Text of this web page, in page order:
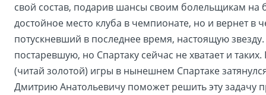
свой состав, подарив шансы своим болельщикам на
достойное место клуба в чемпионате, но и вернет в
потускневший в последнее время, настоящую
постаревшую, но Спартаку сейчас не хватает и
(читай золотой) игры в нынешнем Спартаке
Дмитрию Анатольевичу поможет решить эту задачу